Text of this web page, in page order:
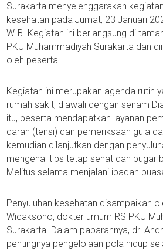
Surakarta menyelenggarakan
kesehatan pada Jumat, 23 Januari
WIB. Kegiatan ini berlangsung di
PKU Muhammadiyah Surakarta dan
oleh peserta.
Kegiatan ini merupakan agenda rutin
rumah sakit, diawali dengan senam
itu, peserta mendapatkan layanan
darah (tensi) dan pemeriksaan gula
kemudian dilanjutkan dengan
mengenai tips tetap sehat dan bugar
Melitus selama menjalani ibadah
Penyuluhan kesehatan disampaikan
Wicaksono, dokter umum RS PKU
Surakarta. Dalam paparannya, dr.
pentingnya pengelolaan pola hidup